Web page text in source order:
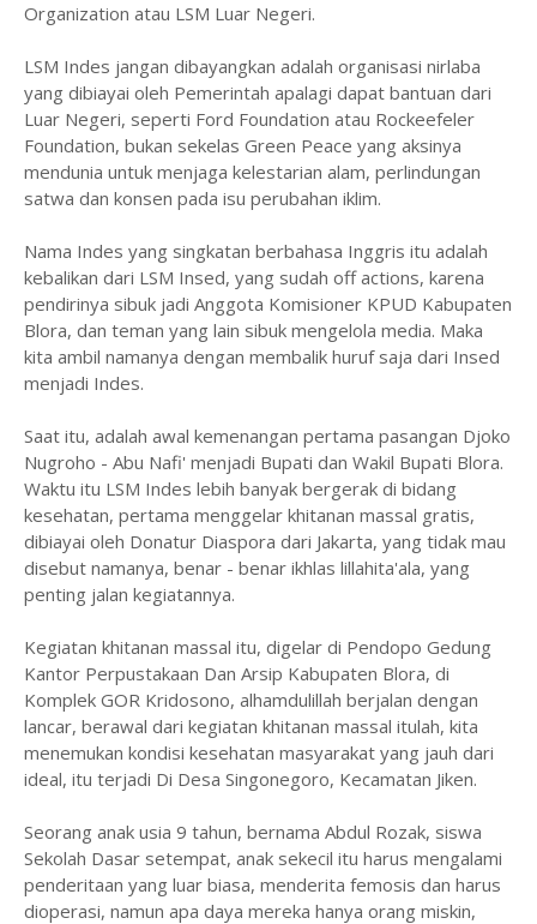
Organization atau LSM Luar Negeri.
LSM Indes jangan dibayangkan adalah organisasi nirlaba
yang dibiayai oleh Pemerintah apalagi dapat bantuan dari
Luar Negeri, seperti Ford Foundation atau Rockeefeler
Foundation, bukan sekelas Green Peace yang aksinya
mendunia untuk menjaga kelestarian alam, perlindungan
satwa dan konsen pada isu perubahan iklim.
Nama Indes yang singkatan berbahasa Inggris itu adalah
kebalikan dari LSM Insed, yang sudah off actions, karena
pendirinya sibuk jadi Anggota Komisioner KPUD Kabupaten
Blora, dan teman yang lain sibuk mengelola media. Maka
kita ambil namanya dengan membalik huruf saja dari Insed
menjadi Indes.
Saat itu, adalah awal kemenangan pertama pasangan Djoko
Nugroho - Abu Nafi' menjadi Bupati dan Wakil Bupati Blora.
Waktu itu LSM Indes lebih banyak bergerak di bidang
kesehatan, pertama menggelar khitanan massal gratis,
dibiayai oleh Donatur Diaspora dari Jakarta, yang tidak mau
disebut namanya, benar - benar ikhlas lillahita'ala, yang
penting jalan kegiatannya.
Kegiatan khitanan massal itu, digelar di Pendopo Gedung
Kantor Perpustakaan Dan Arsip Kabupaten Blora, di
Komplek GOR Kridosono, alhamdulillah berjalan dengan
lancar, berawal dari kegiatan khitanan massal itulah, kita
menemukan kondisi kesehatan masyarakat yang jauh dari
ideal, itu terjadi Di Desa Singonegoro, Kecamatan Jiken.
Seorang anak usia 9 tahun, bernama Abdul Rozak, siswa
Sekolah Dasar setempat, anak sekecil itu harus mengalami
penderitaan yang luar biasa, menderita femosis dan harus
dioperasi, namun apa daya mereka hanya orang miskin,